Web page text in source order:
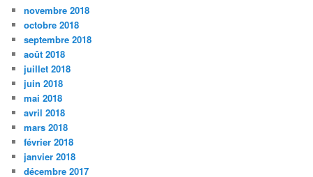
novembre 2018
octobre 2018
septembre 2018
août 2018
juillet 2018
juin 2018
mai 2018
avril 2018
mars 2018
février 2018
janvier 2018
décembre 2017